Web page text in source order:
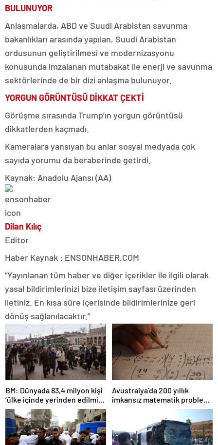
BULUNUYOR
Anlaşmalarda, ABD ve Suudi Arabistan savunma
bakanlıkları arasında yapılan, Suudi Arabistan
ordusunun geliştirilmesi ve modernizasyonu
konusunda imzalanan mutabakat ile enerji ve savunma
sektörlerinde de bir dizi anlaşma bulunuyor.
YORGUN GÖRÜNTÜSÜ DİKKAT ÇEKTİ
Görüşme sırasında Trump’ın yorgun görüntüsü
dikkatlerden kaçmadı.
Kameralara yansıyan bu anlar sosyal medyada çok
sayıda yorumu da beraberinde getirdi.
Kaynak: Anadolu Ajansı (AA)
Dilan Kılıç
Editor
Haber Kaynak : ENSONHABER.COM
“Yayınlanan tüm haber ve diğer içerikler ile ilgili olarak
yasal bildirimlerinizi bize iletişim sayfası üzerinden
iletiniz. En kısa süre içerisinde bildirimlerinize geri
dönüş sağlanılacaktır.”
BM: Dünyada 83,4 milyon kişi
‘ülke içinde yerinden edilmiş’
olarak yaşıyor
Avustralya’da 200 yıllık
imkansız matematik problemi